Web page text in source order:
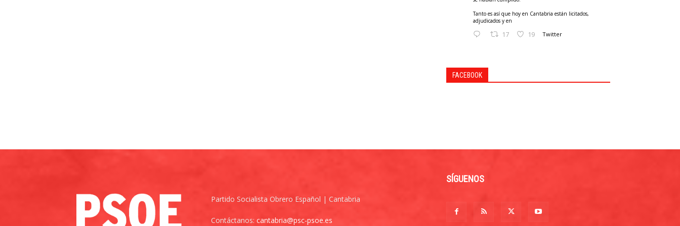
Tanto es así que hoy en Cantabria están licitados,
adjudicados y en
17 19 Twitter
FACEBOOK
Partido Socialista Obrero Español | Cantabria
Contáctanos: cantabria@psc-psoe.es
SÍGUENOS